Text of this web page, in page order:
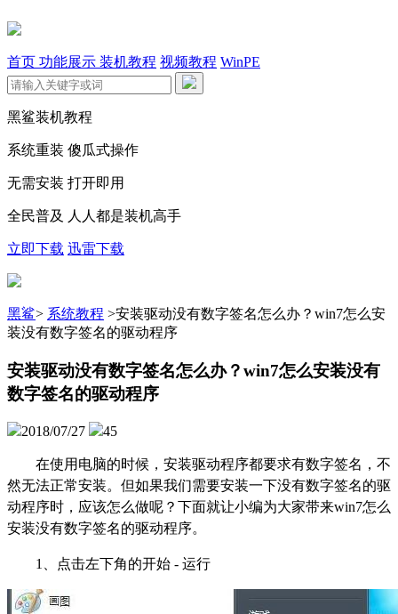
首页 功能展示 装机教程 视频教程 WinPE
黑鲨装机教程
系统重装 傻瓜式操作
无需安装 打开即用
全民普及 人人都是装机高手
立即下载 迅雷下载
黑鲨> 系统教程 >安装驱动没有数字签名怎么办？win7怎么安
装没有数字签名的驱动程序
安装驱动没有数字签名怎么办？win7怎么安装没有
数字签名的驱动程序
2018/07/27 45
在使用电脑的时候，安装驱动程序都要求有数字签名，不
然无法正常安装。但如果我们需要安装一下没有数字签名的驱
动程序时，应该怎么做呢？下面就让小编为大家带来win7怎么
安装没有数字签名的驱动程序。
1、点击左下角的开始 - 运行